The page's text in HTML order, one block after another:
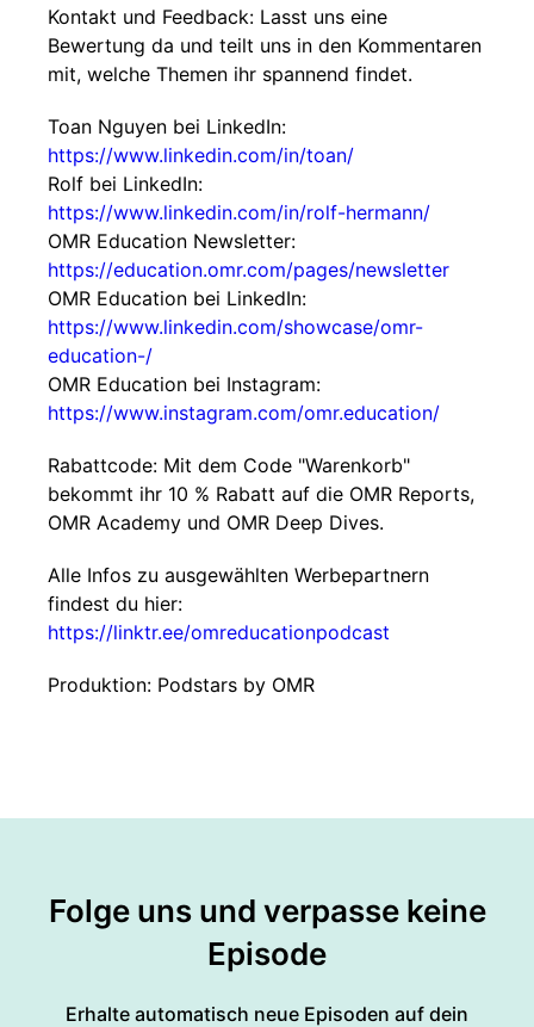
Kontakt und Feedback: Lasst uns eine
Bewertung da und teilt uns in den Kommentaren
mit, welche Themen ihr spannend findet.
Toan Nguyen bei LinkedIn:
https://www.linkedin.com/in/toan/
Rolf bei LinkedIn:
https://www.linkedin.com/in/rolf-hermann/
OMR Education Newsletter:
https://education.omr.com/pages/newsletter
OMR Education bei LinkedIn:
https://www.linkedin.com/showcase/omr-
education-/
OMR Education bei Instagram:
https://www.instagram.com/omr.education/
Rabattcode: Mit dem Code "Warenkorb"
bekommt ihr 10 % Rabatt auf die OMR Reports,
OMR Academy und OMR Deep Dives.
Alle Infos zu ausgewählten Werbepartnern
findest du hier:
https://linktr.ee/omreducationpodcast
Produktion: Podstars by OMR
Folge uns und verpasse keine
Episode
Erhalte automatisch neue Episoden auf dein